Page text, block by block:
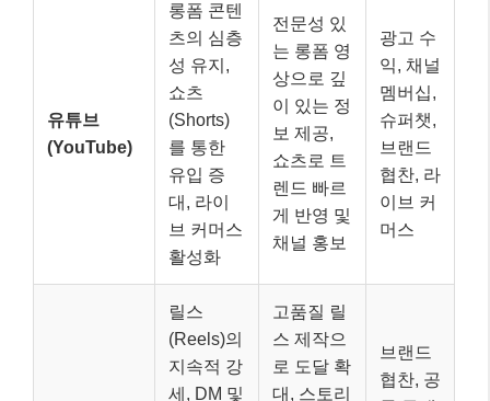
유튜브
(YouTube)
롱폼 콘텐
츠의 심층
성 유지,
쇼츠
(Shorts)
를 통한
유입 증
대, 라이
브 커머스
활성화
전문성 있
는 롱폼 영
상으로 깊
이 있는 정
보 제공,
쇼츠로 트
렌드 빠르
게 반영 및
채널 홍보
광고 수
익, 채널
멤버십,
슈퍼챗,
브랜드
협찬, 라
이브 커
머스
릴스
(Reels)의
지속적 강
세, DM 및
고품질 릴
스 제작으
로 도달 확
대, 스토리
브랜드
협찬, 공